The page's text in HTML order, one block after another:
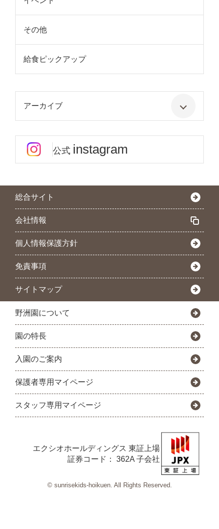
その他
給食ピックアップ
アーカイブ
公式 instagram
総合サイト
会社情報
個人情報保護方針
免責事項
サイトマップ
野洲園について
園の特長
入園のご案内
保護者専用マイページ
スタッフ専用マイページ
エクシオホールディングス 東証上場
証券コード： 362A 子会社
© sunrisekids-hoikuen. All Rights Reserved.